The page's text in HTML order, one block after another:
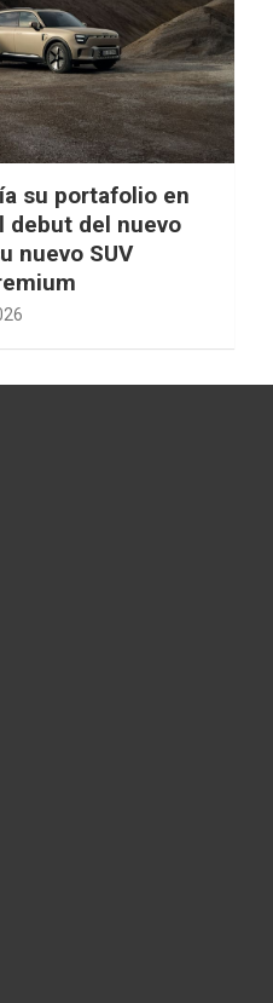
su portafolio en
debut del nuevo
nuevo SUV